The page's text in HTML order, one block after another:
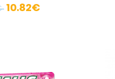
10.82€